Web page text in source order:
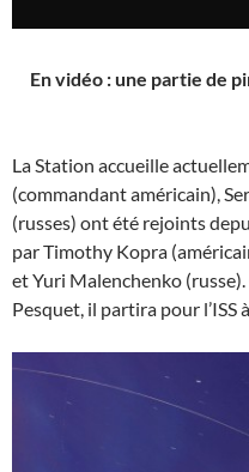
En vidéo : une partie de
La Station accueille
(commandant américain),
(russes) ont été rejoints
par Timothy Kopra
et Yuri Malenchenko
Pesquet, il partira pour l’ISS